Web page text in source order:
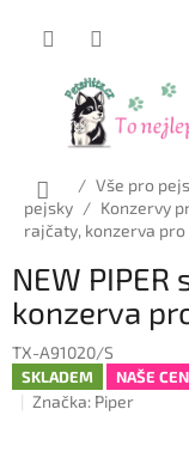
Domů
/ Vše pro
pejsky / Konzervy
rajčaty, konzerva pro
NEW
konzerva
TX-A91020/S
SKLADEM NAŠE
Značka: Piper